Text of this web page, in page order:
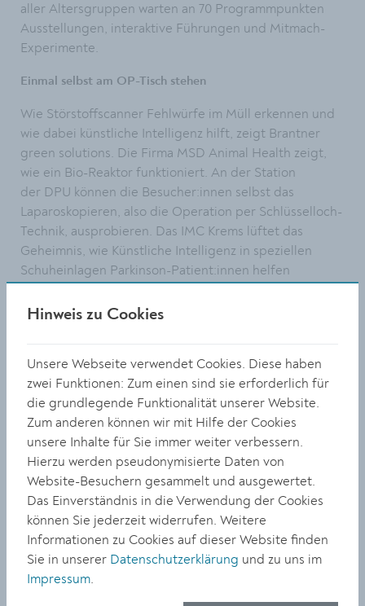
aller Altersgruppen warten an 70 Programmpunkten
Ausstellungen, interaktive Führungen und Mitmach-
Experimente.
Einmal selbst am OP-Tisch stehen
Wie Störstoffscanner Fehlwürfe im Müll erkennen und
wie dabei künstliche Intelligenz hilft, zeigt Brantner
green solutions. Die Firma MSD Animal Health zeigt,
wie ein Bio-Reaktor funktioniert. An der Station
der DPU können die Besucher:innen selbst das
Laparoskopieren, also die Operation per Schlüsselloch-
Technik, ausprobieren. Das IMC Krems lüftet das
Geheimnis, wie Künstliche Intelligenz in speziellen
Schuheinlagen Parkinson-Patient:innen helfen
Gesundheitswissenschaften kann bei einem Anatomie-
einem Film-Quiz und dem Dokumentarfilm „Holy Shit".
Spaß im LIve Escape Room
Im ecoplus Technologie- und Forschungszentrum
Krems warten verschiedene Stationen auf die Gäste:
Bei einer Führung wird erklärt, was ein Reinraum ist
und wie darin gearbeitet wird. Schüler:innen des BRG
Kremszeile zeigen spannende Experimente und die
Unternehmen Fresenius Medical Care Adsorber Tec,
Cells- and Tissue Bank Austria, Krems Bioanalytics und
Duervation stellen Highlights aus ihren aktuellen
Forschungs- und Entwicklungsprojekten vor. An der
Hinweis zu Cookies
Unsere Webseite verwendet Cookies. Diese haben
zwei Funktionen: Zum einen sind sie erforderlich für
die grundlegende Funktionalität unserer Website.
Zum anderen können wir mit Hilfe der Cookies
unsere Inhalte für Sie immer weiter verbessern.
Hierzu werden pseudonymisierte Daten von
Website-Besuchern gesammelt und ausgewertet.
Das Einverständnis in die Verwendung der Cookies
können Sie jederzeit widerrufen. Weitere
Informationen zu Cookies auf dieser Website finden
Sie in unserer Datenschutzerklärung und zu uns im
Impressum.